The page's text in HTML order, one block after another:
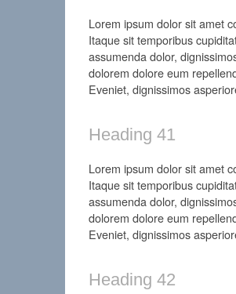
Lorem ipsum dolor sit amet
Itaque sit temporibus
assumenda dolor,
dolorem dolore eum
Eveniet, dignissimos
Heading 41
Lorem ipsum dolor sit amet
Itaque sit temporibus
assumenda dolor,
dolorem dolore eum
Eveniet, dignissimos
Heading 42